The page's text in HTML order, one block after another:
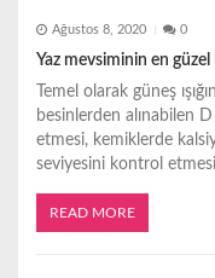
Ağustos 8, 2020 0
Yaz mevsiminin en güzel
Temel olarak güneş
besinlerden alınabilen
etmesi, kemiklerde
seviyesini kontrol etmesi
READ MORE